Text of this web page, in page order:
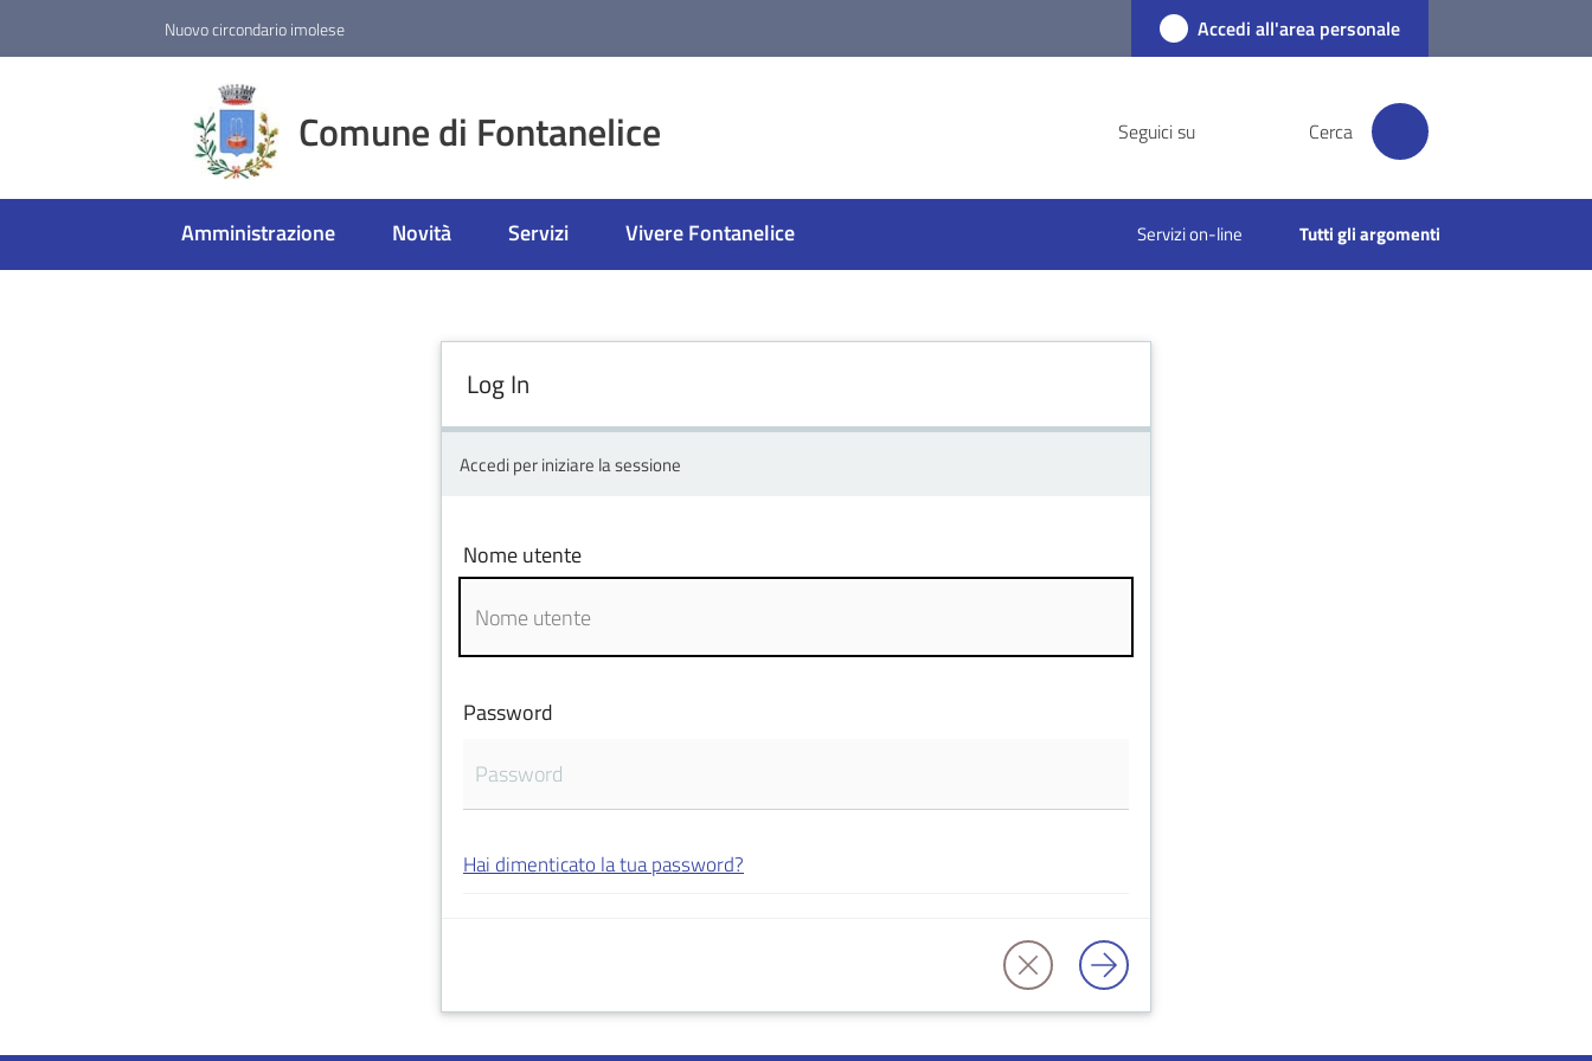
Nuovo circondario imolese Accedi all'area personale
Comune di Fontanelice Seguici su Cerca
Amministrazione Novità Servizi Vivere Fontanelice Servizi on-line Tutti gli argomenti
Log In
Accedi per iniziare la sessione
Nome utente
Password
Hai dimenticato la tua password?